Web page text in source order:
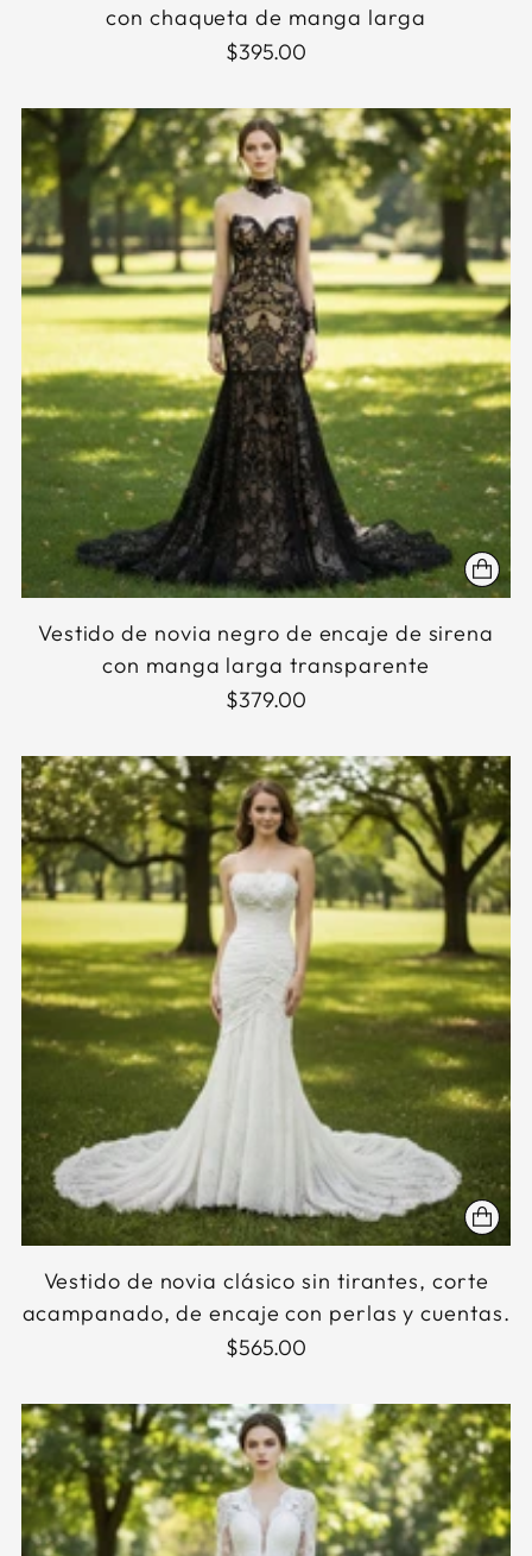
con chaqueta de manga larga
$395.00
Vestido de novia negro de encaje de sirena
con manga larga transparente
$379.00
Vestido de novia clásico sin tirantes, corte
acampanado, de encaje con perlas y cuentas.
$565.00